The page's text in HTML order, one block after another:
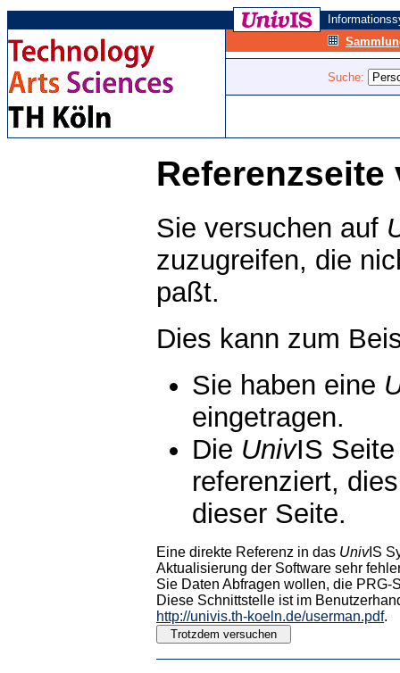
Suche:
Referenzseite
Sie versuchen auf
zuzugreifen, die
paßt.
Dies kann zum
Sie haben eine
eingetragen.
Die UnivIS
referenziert,
dieser Seite.
Eine direkte Referenz in das UnivIS
Aktualisierung der Software sehr
Sie Daten Abfragen wollen, die PRG-
Diese Schnittstelle ist im
http://univis.th-koeln.de/userman.pdf.